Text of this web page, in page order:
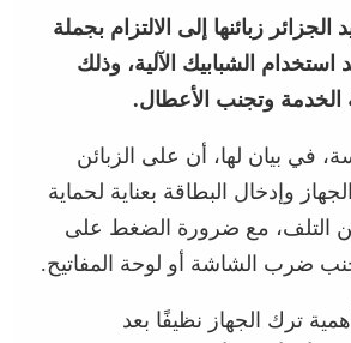
زبائنها إلى الالتزام بجملة
الشبابيك الآلية، وذلك
الخدمة وتجنب الأعطال.
في بيان لها، أن على الزبائن
وإدخال البطاقة بعناية لحماية
التلف، مع ضرورة الضغط على
ضرب الشاشة أو لوحة المفاتيح.
ترك الجهاز نظيفًا بعد